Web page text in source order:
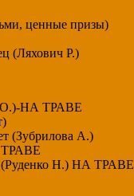
ценные призы)
(Ляхович Р.)
О.)-НА ТРАВЕ
(Зубрилова А.)
ТРАВЕ
(Руденко Н.) НА ТРАВЕ